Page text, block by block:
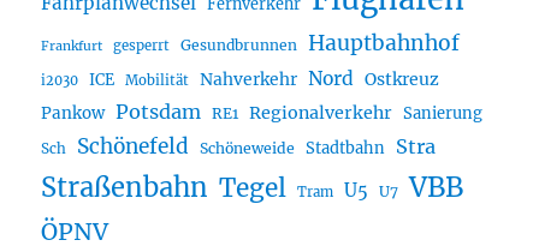
Fernverkehr
Frankfurt gesperrt Gesundbrunnen Hauptbahnhof
i2030 ICE Mobilität Nahverkehr Nord Ostkreuz
Pankow Potsdam RE1 Regionalverkehr Sanierung
Sch Schönefeld Schöneweide Stadtbahn Stra
Straßenbahn Tegel Tram U5 U7 VBB
ÖPNV